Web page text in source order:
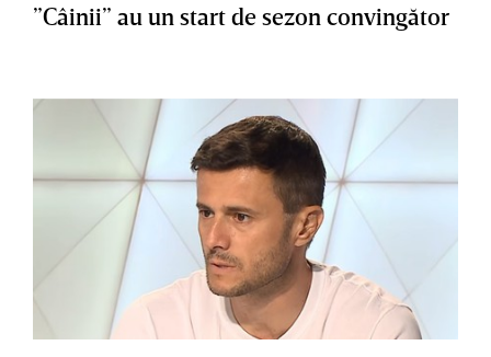
”Câinii” au un start de sezon convingător